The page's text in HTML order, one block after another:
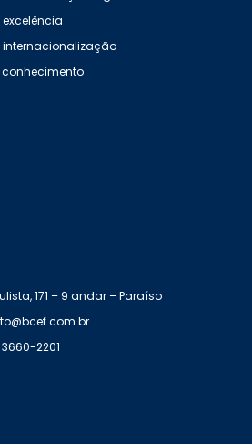
171 – 9 andar – Paraíso
3660-2201